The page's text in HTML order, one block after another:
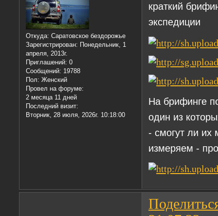
Откуда: Саратовское бездорожье
Зарегистрирован: Понедельник, 1
апреля, 2013г.
Приглашений: 0
Сообщений: 19788
Пол: Женский
Провел на форуме:
2 месяца 11 дней
Последний визит:
Вторник, 28 июля, 2026г. 10:18:00
краткий
экспедиции
На брифинге
один из
- смогут ли
измеряем -